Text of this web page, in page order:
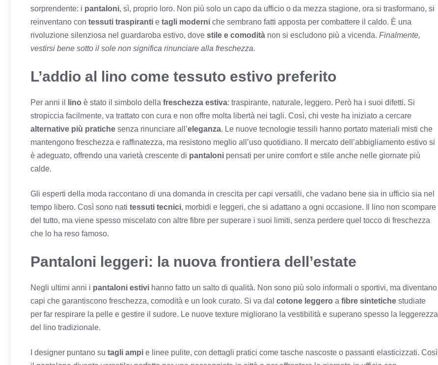
sorprendente: i pantaloni, sì, proprio loro. Non più solo un capo da ufficio o da mezza stagione, ora si trasformano, si
reinventano con tessuti traspiranti e tagli moderni che sembrano fatti apposta per combattere il caldo. È una
rivoluzione silenziosa nel guardaroba estivo, dove stile e comodità non si escludono più a vicenda. Finalmente,
vestirsi bene sotto il sole non significa rinunciare alla freschezza.
L’addio al lino come tessuto estivo preferito
Per anni il lino è stato il simbolo della freschezza estiva: traspirante, naturale, leggero. Però ha i suoi difetti. Si
stropiccia facilmente, va trattato con cura e non offre molta libertà nei tagli. Così, chi veste ha iniziato a cercare
alternative più pratiche senza rinunciare all’eleganza. Le nuove tecnologie tessili hanno portato materiali misti che
mantengono freschezza e raffinatezza, ma resistono meglio all’uso quotidiano. Il mercato dell’abbigliamento estivo si
è adeguato, offrendo una varietà crescente di pantaloni pensati per unire comfort e stile anche nelle giornate più
calde.
Gli esperti della moda raccontano di una domanda in crescita per capi versatili, che vadano bene sia in ufficio sia nel
tempo libero. Così sono nati tessuti tecnici, morbidi e leggeri, che si adattano a ogni occasione. Il lino non scompare
del tutto, ma viene spesso miscelato con altre fibre per superare i suoi limiti, senza perdere quel tocco di freschezza
che lo ha reso famoso.
Pantaloni leggeri: la nuova frontiera dell’estate
Negli ultimi anni i pantaloni estivi hanno fatto un salto di qualità. Non sono più solo informali o sportivi, ma diventano
capi che garantiscono freschezza, comodità e un look curato. Si va dal cotone leggero a fibre sintetiche studiate
per far respirare la pelle e gestire il sudore. Le nuove texture migliorano la vestibilità e superano spesso la leggerezza
del lino tradizionale.
I designer puntano su tagli ampi e linee pulite, con dettagli pratici come tasche nascoste o passanti elasticizzati. Così